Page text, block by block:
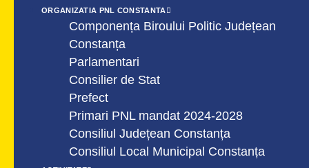
ORGANIZATIA PNL CONSTANTA
Componența Biroului Politic Județean
Constanța
Parlamentari
Consilier de Stat
Prefect
Primari PNL mandat 2024-2028
Consiliul Județean Constanța
Consiliul Local Municipal Constanța